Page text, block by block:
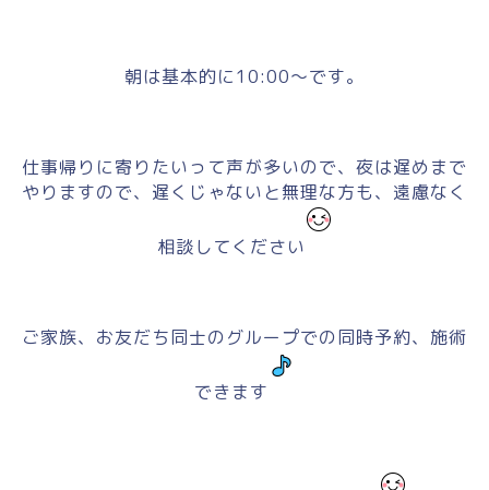
朝は基本的に10:00～です。
仕事帰りに寄りたいって声が多いので、夜は遅めまで
やりますので、遅くじゃないと無理な方も、遠慮なく
相談してください
ご家族、お友だち同士のグループでの同時予約、施術
できます